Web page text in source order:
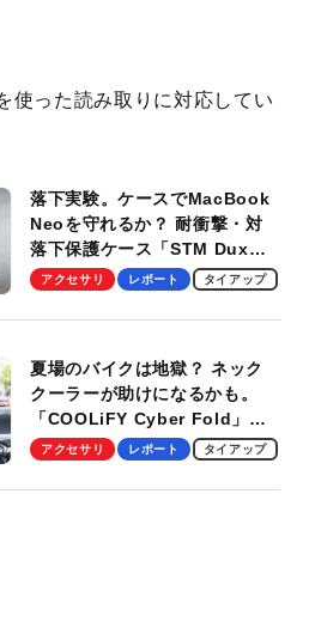
使った読み取りに対応してい
落下実験。ケースでMacBook
Neoを守れるか？ 耐衝撃・対
落下保護ケース「STM Dux
Ultra」を検証。学生、ビジネ
適！
アクセサリ レポート タイアップ
夏場のバイクは地獄？ ネック
クーラーが助けになるかも。
「COOLiFY Cyber Fold」レ
ビュー。冷却の速さ、密着する
性がグッド！
アクセサリ レポート タイアップ